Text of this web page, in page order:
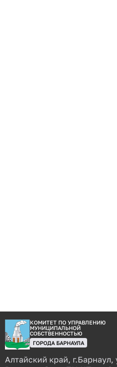
КОМИТЕТ ПО УПРАВЛЕНИЮ
МУНИЦИПАЛЬНОЙ
СОБСТВЕННОСТЬЮ
ГОРОДА БАРНАУЛА
Алтайский край, г.Барнаул,